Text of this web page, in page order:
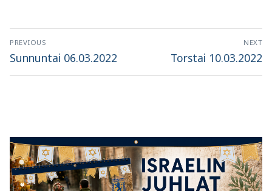
Artikkelien
selaus
PREVIOUS
Previous
Sunnuntai 06.03.2022
NEXT
Next
Torstai 10.03.2022